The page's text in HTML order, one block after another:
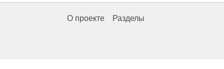
О проекте Разделы